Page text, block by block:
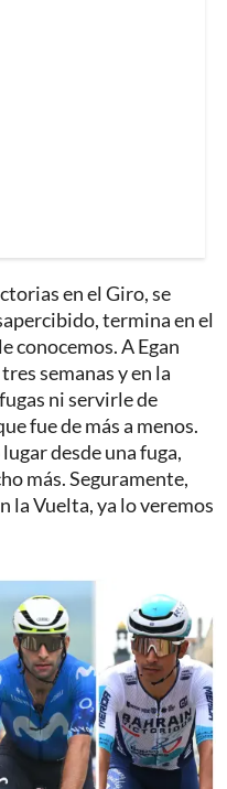
en el Giro, se
termina en el
conocemos. A Egan
semanas y en la
ni servirle de
fue de más a menos.
desde una fuga,
más. Seguramente,
la Vuelta, ya lo veremos